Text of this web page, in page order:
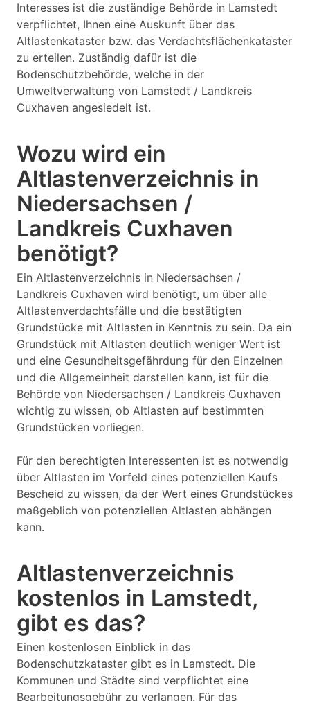
Interesses ist die zuständige Behörde in Lamstedt
verpflichtet, Ihnen eine Auskunft über das
Altlastenkataster bzw. das Verdachtsflächenkataster
zu erteilen. Zuständig dafür ist die
Bodenschutzbehörde, welche in der
Umweltverwaltung von Lamstedt / Landkreis
Cuxhaven angesiedelt ist.
Wozu wird ein
Altlastenverzeichnis in
Niedersachsen /
Landkreis Cuxhaven
benötigt?
Ein Altlastenverzeichnis in Niedersachsen /
Landkreis Cuxhaven wird benötigt, um über alle
Altlastenverdachtsfälle und die bestätigten
Grundstücke mit Altlasten in Kenntnis zu sein. Da ein
Grundstück mit Altlasten deutlich weniger Wert ist
und eine Gesundheitsgefährdung für den Einzelnen
und die Allgemeinheit darstellen kann, ist für die
Behörde von Niedersachsen / Landkreis Cuxhaven
wichtig zu wissen, ob Altlasten auf bestimmten
Grundstücken vorliegen.
Für den berechtigten Interessenten ist es notwendig
über Altlasten im Vorfeld eines potenziellen Kaufs
Bescheid zu wissen, da der Wert eines Grundstückes
maßgeblich von potenziellen Altlasten abhängen
kann.
Altlastenverzeichnis
kostenlos in Lamstedt,
gibt es das?
Einen kostenlosen Einblick in das
Bodenschutzkataster gibt es in Lamstedt. Die
Kommunen und Städte sind verpflichtet eine
Bearbeitungsgebühr zu verlangen. Für das